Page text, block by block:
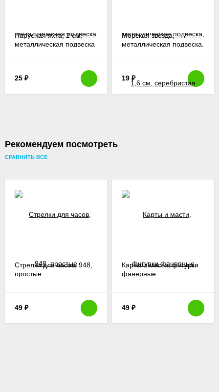
Парусная яхта, 2 см,
металлическая подвеска
25 ₽
Морская звезда,
металлическая подвеска,
19 ₽
Рекомендуем посмотреть
СРАВНИТЬ ВСЕ
Стрелки для часов, 948,
простые
49 ₽
Карты и масти, фигурки
фанерные
49 ₽